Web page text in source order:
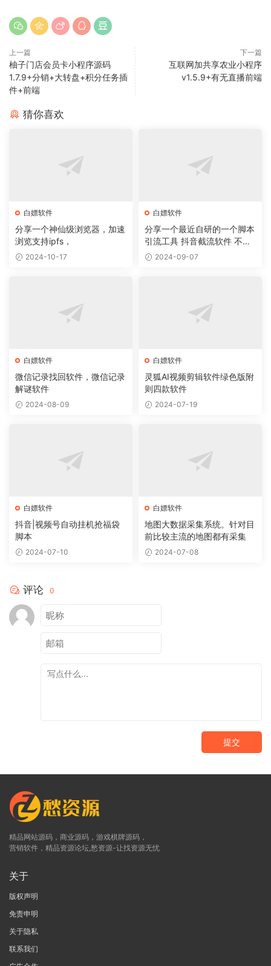
上一篇
柚子门店会员卡小程序源码
1.7.9+分销+大转盘+积分任务插
件+前端
下一篇
互联网加共享农业小程序
v1.5.9+有无直播前端
猜你喜欢
白嫖软件
分享一个神仙级浏览器，加速
浏览支持ipfs，
2024-10-17
白嫖软件
分享一个最近自研的一个脚本
引流工具 抖音截流软件 不封
号 无痕
2024-09-07
白嫖软件
微信记录找回软件，微信记录
解谜软件
2024-08-09
白嫖软件
灵狐AI视频剪辑软件绿色版附
则四款软件
2024-07-19
白嫖软件
抖音|视频号自动挂机抢福袋
脚本
2024-07-10
白嫖软件
地图大数据采集系统。针对目
前比较主流的地图都有采集
2024-07-08
评论 0
提交
精品网站源码，商业源码，游戏棋牌源码，
营销软件，精品资源论坛,愁资源-让找资源无忧
关于
版权声明
免责申明
关于隐私
联系我们